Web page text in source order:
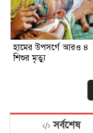
হামের উপসর্গে আরও ৪
শিশুর মৃত্যু
সর্বশেষ